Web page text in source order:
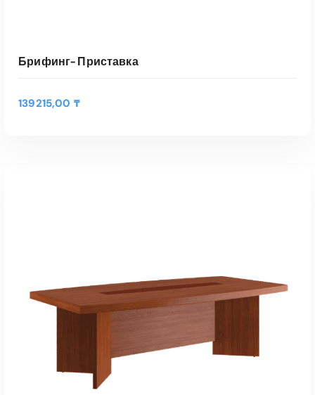
В КОРЗИНУ Быстрый Просмотр
Брифинг- Приставка
139215,00 ₸